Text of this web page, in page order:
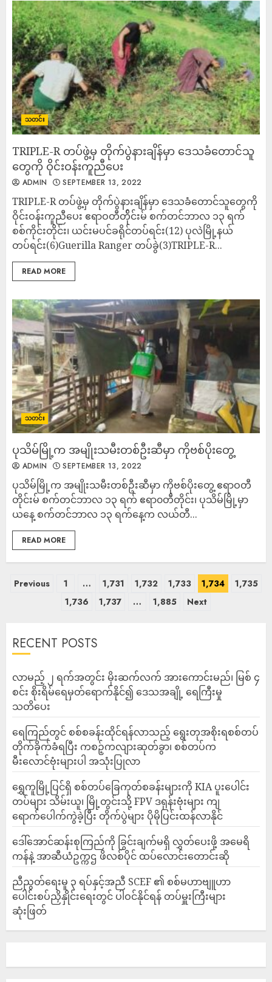
သတင်း
TRIPLE-R တပ်ဖွဲ့မှ တိုက်ပွဲနားချိန်မှာ ဒေသခံတောင်သူ
တွေကို ဝိုင်းဝန်းကူညီပေး
ADMIN SEPTEMBER 13, 2022
TRIPLE-R တပ်ဖွဲ့မှ တိုက်ပွဲနားချိန်မှာ ဒေသခံတောင်သူတွေကို
ဝိုင်းဝန်းကူညီပေး ဧရာဝတီတ်ိုင်းမ် စက်တင်ဘာလ ၁၃ ရက်
စစ်ကိုင်းတိုင်း၊ ယင်းမပင်ခရိုင်တပ်ရင်း(12) ပုလဲမြို့နယ်
တပ်ရင်း(6)Guerilla Ranger တပ်ခွဲ(3)TRIPLE-R...
READ MORE
သတင်း
ပုသိမ်မြို့က အမျိုးသမီးတစ်ဦး​ဆီမှာ ကိုဗစ်ပိုးတွေ့
ADMIN SEPTEMBER 13, 2022
ပုသိမ်မြို့က အမျိုးသမီးတစ်ဦး​ဆီမှာ ကိုဗစ်ပိုးတွေ့ ဧရာဝတီ
တိုင်းမ် စက်တင်ဘာလ ၁၃ ရက် ဧရာ၀တီတိုင်း၊ ပုသိမ်မြို့မှာ
ယနေ့ စက်တင်ဘာလ ၁၃ ရက်နေ့က လယ်တီ...
READ MORE
Previous 1 … 1,731 1,732 1,733 1,734
1,735
1,736
1,737 … 1,885 Next
RECENT POSTS
လာမည့် ၂ ရက်အတွင်း မိုးဆက်လက် အားကောင်းမည်၊ မြစ် ၄
စင်း စိုးရိမ်ရေမှတ်ရောက်နိုင်၍ ဒေသအချို့ ရေကြီးမှု
သတိပေး
ရေကြည်တွင် စစ်စခန်းထိုင်ရန်လာသည့် ရွေးတုအစိုးရစစ်တပ်
တိုက်ခိုက်ခံရပြီး ကစဉ့်ကလျားဆုတ်ခွာ၊ စစ်တပ်က
မီးလောင်ဗုံးများပါ အသုံးပြုလာ
‎ရွှေကူမြို့ပြင်ရှိ စစ်တပ်ခြေကုတ်စခန်းများကို KIA ပူးပေါင်း
တပ်များ သိမ်းယူ၊ မြို့တွင်းသို့ FPV ဒရုန်းဗုံးများ ကျ
ရောက်ပေါက်ကွဲခဲ့ပြီး တိုက်ပွဲများ ပိုမိုပြင်းထန်လာနိုင်
ဒေါ်အောင်ဆန်းစုကြည်ကို ခြွင်းချက်မရှိ လွှတ်ပေးဖို့ အမေရိ
ကန်နဲ့ အာဆီယံဥက္ကဌ ဖိလစ်ပိုင် ထပ်လောင်းတောင်းဆို
ညီညွတ်ရေးမူ ၃ ရပ်နှင့်အညီ SCEF ၏ စစ်မဟာဗျူဟာ
ပေါင်းစပ်ညှိနှိုင်းရေးတွင် ပါဝင်နိုင်ရန် တပ်မှူးကြီးများ
ဆုံးဖြတ်